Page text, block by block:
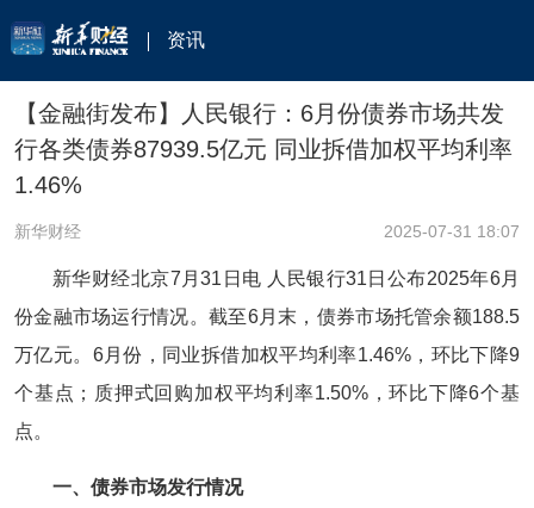
资讯
【金融街发布】人民银行：6月份债券市场共发
行各类债券87939.5亿元 同业拆借加权平均利率
1.46%
新华财经 2025-07-31 18:07
新华财经北京7月31日电 人民银行31日公布2025年6月
份金融市场运行情况。截至6月末，债券市场托管余额188.5
万亿元。6月份，同业拆借加权平均利率1.46%，环比下降9
个基点；质押式回购加权平均利率1.50%，环比下降6个基
点。
一、债券市场发行情况